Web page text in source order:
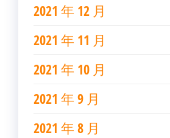
2021 年 12 月
2021 年 11 月
2021 年 10 月
2021 年 9 月
2021 年 8 月